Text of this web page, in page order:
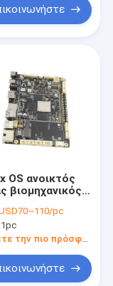
OS ανοικτός
βιομηχανικός
οθόνης
πινάκων
pc
1pc
Λάβετε την πιο πρόσφατη τιμή